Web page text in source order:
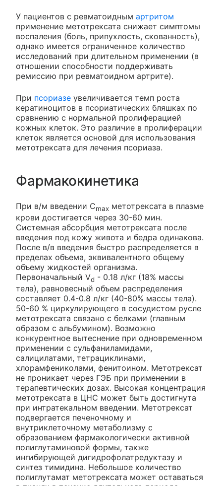
У пациентов с ревматоидным артритом
применение метотрексата снижает симптомы
воспаления (боль, припухлость, скованность),
однако имеется ограниченное количество
исследований при длительном применении (в
отношении способности поддерживать
ремиссию при ревматоидном артрите).
При псориазе увеличивается темп роста
кератиноцитов в псориатических бляшках по
сравнению с нормальной пролиферацией
кожных клеток. Это различие в пролиферации
клеток является основой для использования
метотрексата для лечения псориаза.
Фармакокинетика
При в/м введении Cmax метотрексата в плазме
крови достигается через 30-60 мин.
Системная абсорбция метотрексата после
введения под кожу живота и бедра одинакова.
После в/в введения быстро распределяется в
пределах объема, эквивалентного общему
объему жидкостей организма.
Первоначальный Vd - 0.18 л/кг (18% массы
тела), равновесный объем распределения
составляет 0.4-0.8 л/кг (40-80% массы тела).
50-60 % циркулирующего в сосудистом русле
метотрексата связано с белками (главным
образом с альбумином). Возможно
конкурентное вытеснение при одновременном
применении с сульфаниламидами,
салицилатами, тетрациклинами,
хлорамфениколами, фенитоином. Метотрексат
не проникает через ГЭБ при применении в
терапевтических дозах. Высокая концентрация
метотрексата в ЦНС может быть достигнута
при интратекальном введении. Метотрексат
подвергается печеночному и
внутриклеточному метаболизму с
образованием фармакологически активной
полиглутаминовой формы, также
ингибирующей дигидрофолатредуктазу и
синтез тимидина. Небольшое количество
полиглутамат метотрексата может оставаться